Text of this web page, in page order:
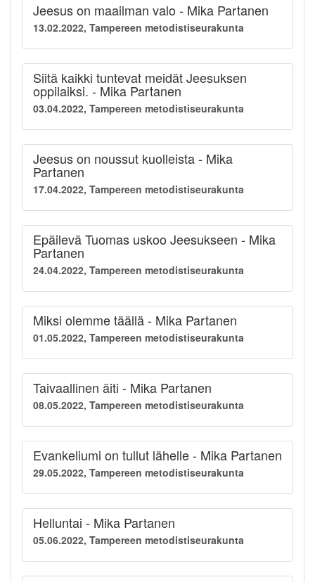
Jeesus on maailman valo - Mika Partanen
13.02.2022, Tampereen metodistiseurakunta
Siitä kaikki tuntevat meidät Jeesuksen
oppilaiksi. - Mika Partanen
03.04.2022, Tampereen metodistiseurakunta
Jeesus on noussut kuolleista - Mika
Partanen
17.04.2022, Tampereen metodistiseurakunta
Epäilevä Tuomas uskoo Jeesukseen - Mika
Partanen
24.04.2022, Tampereen metodistiseurakunta
Miksi olemme täällä - Mika Partanen
01.05.2022, Tampereen metodistiseurakunta
Taivaallinen äiti - Mika Partanen
08.05.2022, Tampereen metodistiseurakunta
Evankeliumi on tullut lähelle - Mika Partanen
29.05.2022, Tampereen metodistiseurakunta
Helluntai - Mika Partanen
05.06.2022, Tampereen metodistiseurakunta